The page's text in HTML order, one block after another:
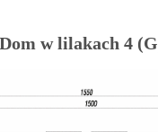
w lilakach 4